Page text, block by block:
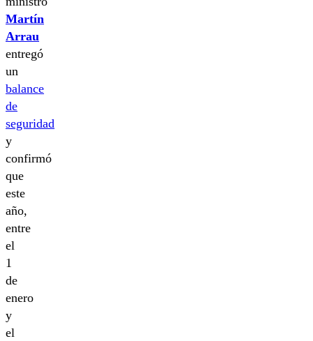
Martín
Arrau
entregó
un
balance
de
seguridad
y
confirmó
que
este
año,
entre
el
1
de
enero
y
el